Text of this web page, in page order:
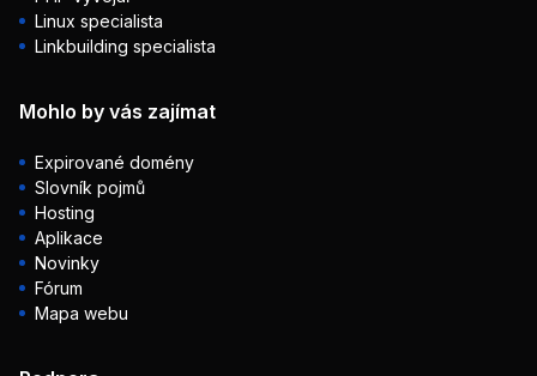
Linux specialista
Linkbuilding specialista
Mohlo by vás zajímat
Expirované domény
Slovník pojmů
Hosting
Aplikace
Novinky
Fórum
Mapa webu